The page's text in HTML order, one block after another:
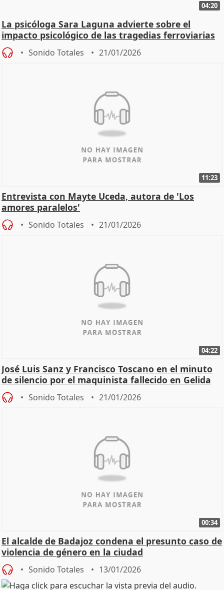
04:20
La psicóloga Sara Laguna advierte sobre el
impacto psicológico de las tragedias ferroviarias
Sonido Totales 21/01/2026
11:23
Entrevista con Mayte Uceda, autora de 'Los
amores paralelos'
Sonido Totales 21/01/2026
04:22
José Luis Sanz y Francisco Toscano en el minuto
de silencio por el maquinista fallecido en Gelida
Sonido Totales 21/01/2026
00:34
El alcalde de Badajoz condena el presunto caso de
violencia de género en la ciudad
Sonido Totales 13/01/2026